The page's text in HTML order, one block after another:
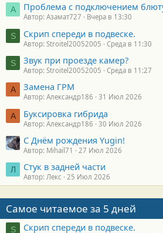
А Проблема с подключением
Автор: Азамат727 Вчера в 13:30
S Скрип спереди в подвеске.
Автор: Stroitel20052005 Среда в 11:30
S Звук при проезде камер?
Автор: Stroitel20052005 Среда в 11:27
А Замена ГРМ
Автор: Александр186 31 Июл 2026
А Буксировка гибрида
Автор: Александр186 30 Июл 2026
С Днём рождения Yugin!
Автор: Mihail71 27 Июл 2026
Л Стук в задней части
Автор: Лекс 25 Июл 2026
Самое читаемое за 5 дней
S Скрип спереди в подвеске.